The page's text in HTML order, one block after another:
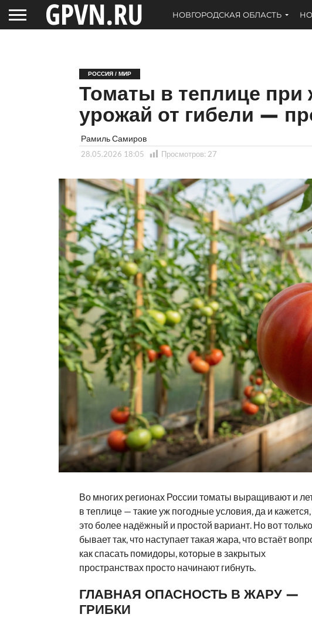
НОВГОРОДСКАЯ ОБЛАСТЬ
РОССИЯ / МИР
Томаты в теплице при
урожай от гибели —
Рамиль Самиров
28.05.2026 18:05 Просмотров: 27
Во многих регионах России томаты выращивают и
в теплице — такие уж погодные условия, да и кажется,
это более надёжный и простой вариант. Но вот только
бывает так, что наступает такая жара, что встаёт
как спасать помидоры, которые в закрытых
пространствах просто начинают гибнуть.
ГЛАВНАЯ ОПАСНОСТЬ В ЖАРУ —
ГРИБКИ